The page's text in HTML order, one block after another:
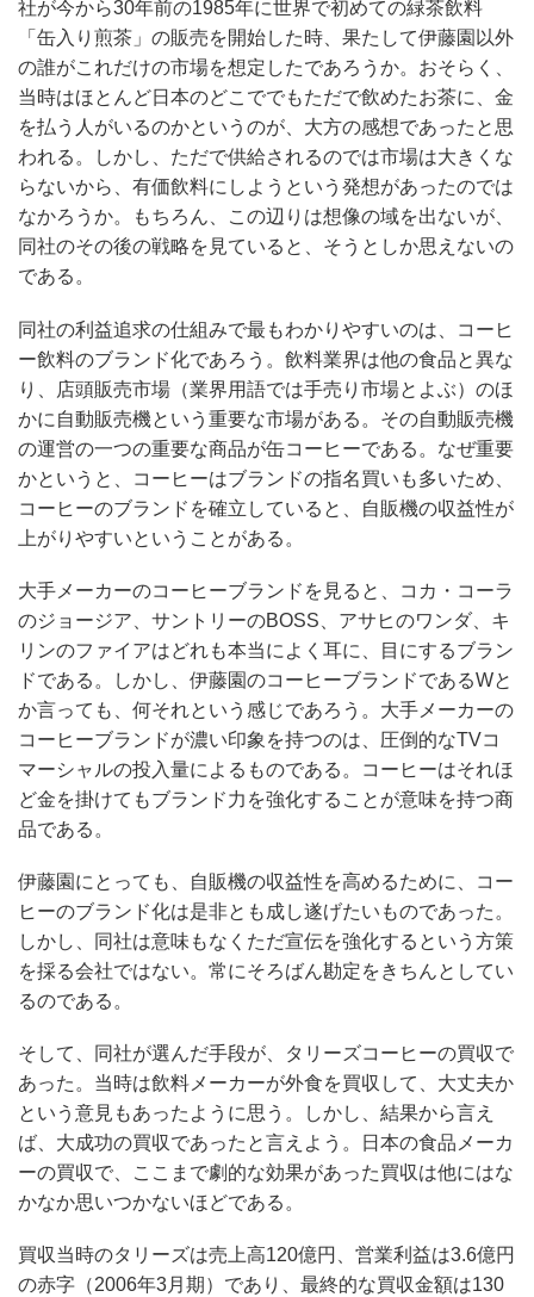
社が今から30年前の1985年に世界で初めての緑茶飲料
「缶入り煎茶」の販売を開始した時、果たして伊藤園以外
の誰がこれだけの市場を想定したであろうか。おそらく、
当時はほとんど日本のどこででもただで飲めたお茶に、金
を払う人がいるのかというのが、大方の感想であったと思
われる。しかし、ただで供給されるのでは市場は大きくな
らないから、有価飲料にしようという発想があったのでは
なかろうか。もちろん、この辺りは想像の域を出ないが、
同社のその後の戦略を見ていると、そうとしか思えないの
である。
同社の利益追求の仕組みで最もわかりやすいのは、コーヒ
ー飲料のブランド化であろう。飲料業界は他の食品と異な
り、店頭販売市場（業界用語では手売り市場とよぶ）のほ
かに自動販売機という重要な市場がある。その自動販売機
の運営の一つの重要な商品が缶コーヒーである。なぜ重要
かというと、コーヒーはブランドの指名買いも多いため、
コーヒーのブランドを確立していると、自販機の収益性が
上がりやすいということがある。
大手メーカーのコーヒーブランドを見ると、コカ・コーラ
のジョージア、サントリーのBOSS、アサヒのワンダ、キ
リンのファイアはどれも本当によく耳に、目にするブラン
ドである。しかし、伊藤園のコーヒーブランドであるWと
か言っても、何それという感じであろう。大手メーカーの
コーヒーブランドが濃い印象を持つのは、圧倒的なTVコ
マーシャルの投入量によるものである。コーヒーはそれほ
ど金を掛けてもブランド力を強化することが意味を持つ商
品である。
伊藤園にとっても、自販機の収益性を高めるために、コー
ヒーのブランド化は是非とも成し遂げたいものであった。
しかし、同社は意味もなくただ宣伝を強化するという方策
を採る会社ではない。常にそろばん勘定をきちんとしてい
るのである。
そして、同社が選んだ手段が、タリーズコーヒーの買収で
あった。当時は飲料メーカーが外食を買収して、大丈夫か
という意見もあったように思う。しかし、結果から言え
ば、大成功の買収であったと言えよう。日本の食品メーカ
ーの買収で、ここまで劇的な効果があった買収は他にはな
かなか思いつかないほどである。
買収当時のタリーズは売上高120億円、営業利益は3.6億円
の赤字（2006年3月期）であり、最終的な買収金額は130